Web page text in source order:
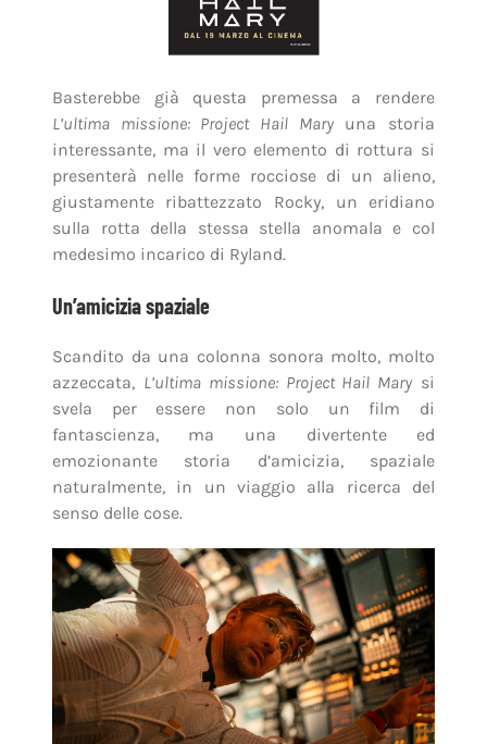
Basterebbe già questa premessa a rendere
L’ultima missione: Project Hail Maryuna storia
interessante, ma il vero elemento di rottura si
presenterà nelle forme rocciose di un alieno,
giustamente ribattezzato Rocky, un eridiano
sulla rotta della stessa stella anomala e col
medesimo incarico di Ryland.
Un’amicizia spaziale
Scandito da una colonna sonora molto, molto
azzeccata, L’ultima missione: Project Hail Mary si
svela per essere non solo un film di
fantascienza, ma una divertente ed
emozionante storia d’amicizia, spaziale
naturalmente, in un viaggio alla ricerca del
senso delle cose.